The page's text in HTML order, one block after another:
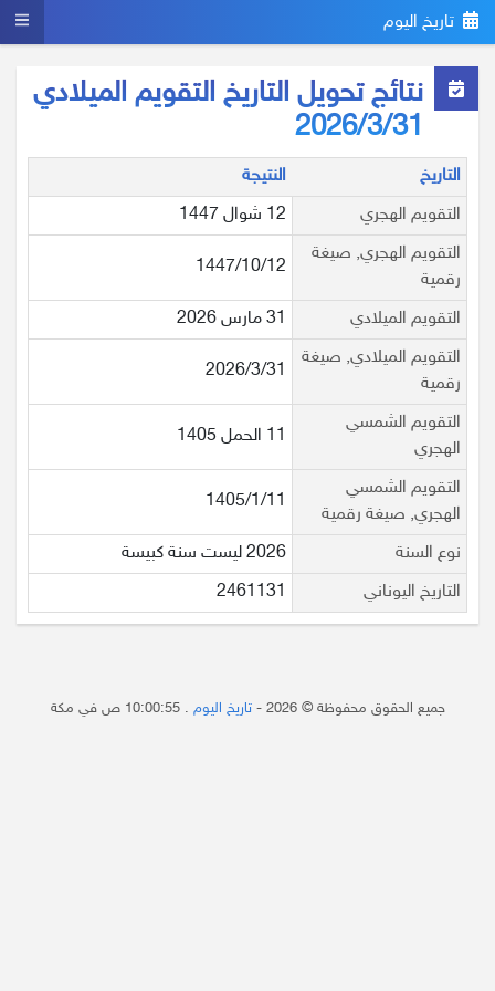
تاريخ اليوم
نتائج تحويل التاريخ التقويم الميلادي
2026/3/31
التاريخ
النتيجة
التقويم الهجري
12 شوال 1447
التقويم الهجري, صيغة
رقمية
1447/10/12
التقويم الميلادي
31 مارس 2026
التقويم الميلادي, صيغة
رقمية
2026/3/31
التقويم الشمسي
الهجري
11 الحمل 1405
التقويم الشمسي
الهجري, صيغة رقمية
1405/1/11
نوع السنة
2026 ليست سنة كبيسة
التاريخ اليوناني
2461131
جميع الحقوق محفوظة © 2026 - تاريخ اليوم .10:00:55 ص في مكة